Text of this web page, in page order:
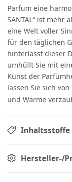
Parfum eine
SANTAL“ ist mehr
eine Welt voller
für den täglichen
hinterlässt dieser
umhüllt Sie mit
Kunst der
lassen Sie sich
und Wärme
Inhaltsstoffe
Hersteller-/